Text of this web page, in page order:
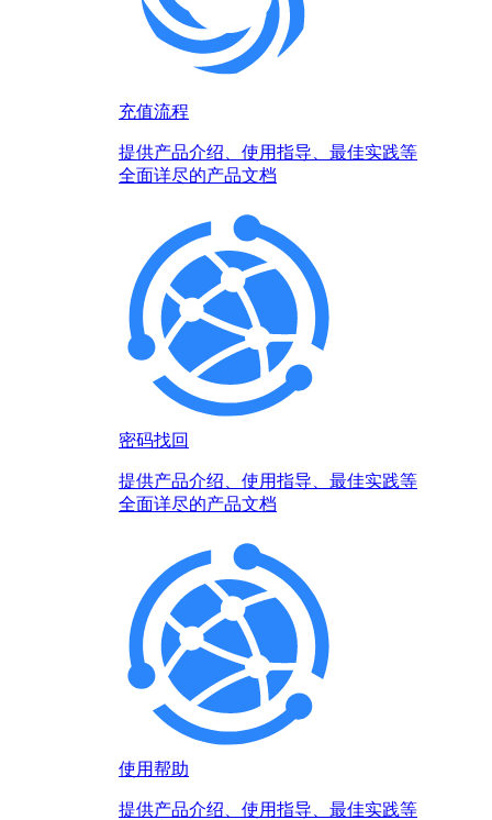
充值流程
提供产品介绍、使用指导、最佳实践等
全面详尽的产品文档
密码找回
提供产品介绍、使用指导、最佳实践等
全面详尽的产品文档
使用帮助
提供产品介绍、使用指导、最佳实践等